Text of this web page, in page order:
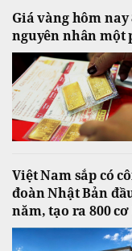
Giá vàng hôm
nguyên nhân một
Việt Nam sắp có
đoàn Nhật Bản
năm, tạo ra 800